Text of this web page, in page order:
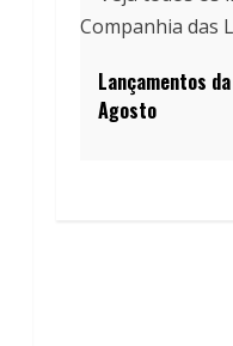
Lançamentos
Agosto